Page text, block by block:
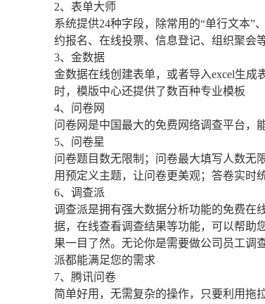
2、表单大师
系统提供24种字段，除常用的“单行文本”
约报名、在线投票、信息登记、组织聚会等
3、金数据
金数据在线创建表单，或者导入excel生
时，模版中心还提供了数百种专业模板
4、问卷网
问卷网是中国最大的免费网络调查平台，
5、问卷星
问卷题目数无限制；问卷最大填写人数无
用预定义主题，让问卷更美观；答卷实时
6、调查派
调查派是拥有强大数据分析功能的免费在
据，在线查看调查结果等功能，可以帮助
果一目了然。无论你是需要做公司员工调
派都能满足您的需求
7、腾讯问卷
简单好用，无需复杂的操作，只要利用拖